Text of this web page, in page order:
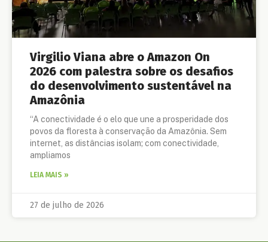
Virgilio Viana abre o Amazon On
2026 com palestra sobre os desafios
do desenvolvimento sustentável na
Amazônia
“A conectividade é o elo que une a prosperidade dos
povos da floresta à conservação da Amazônia. Sem
internet, as distâncias isolam; com conectividade,
ampliamos
LEIA MAIS »
27 de julho de 2026